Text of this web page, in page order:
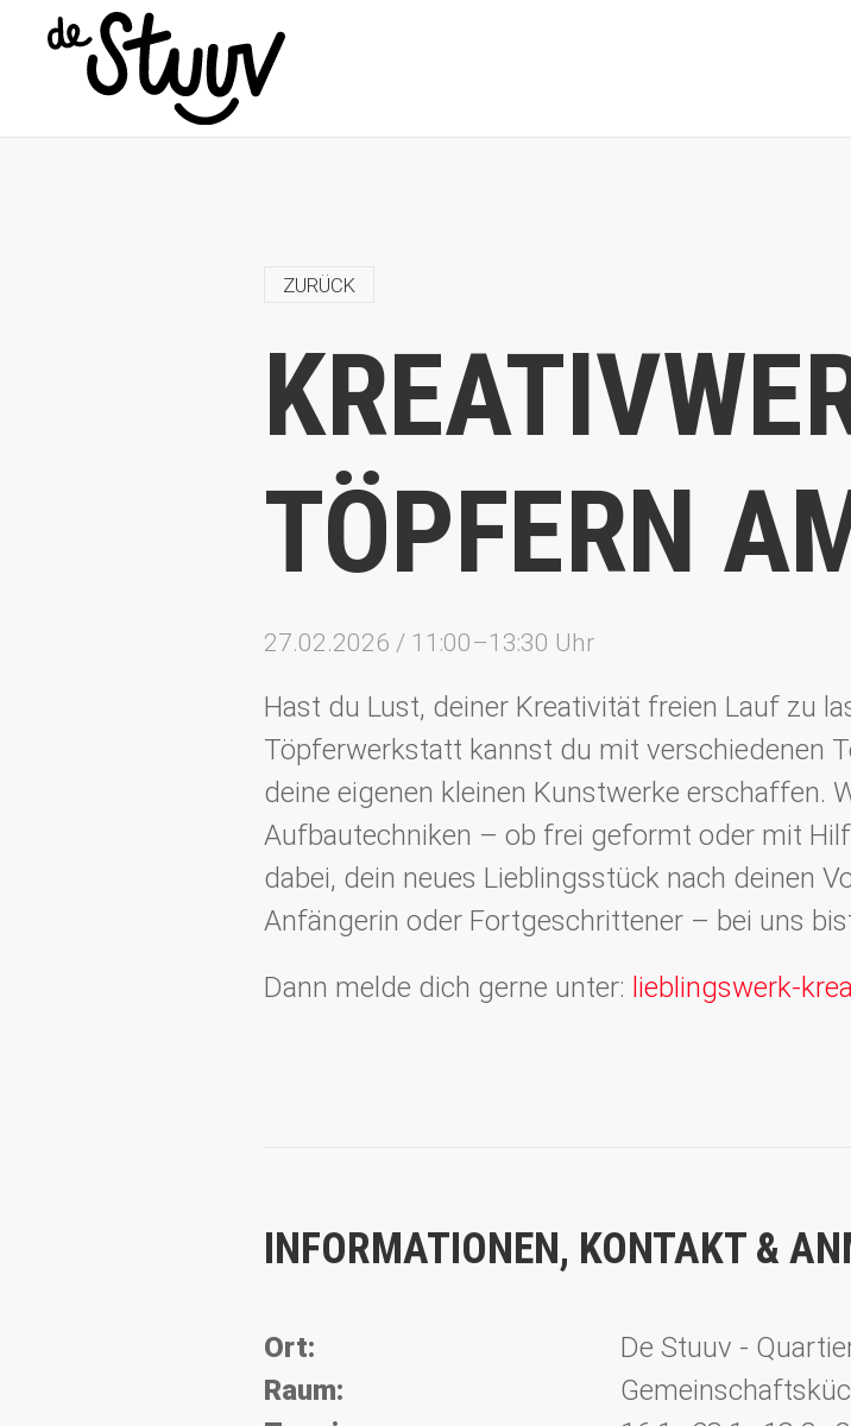
ZURÜCK
TÖPFERN
27.02.2026 / 11:00–13:30 Uhr
Hast du Lust, deiner Kreativität freien Lauf zu
Töpferwerkstatt kannst du mit verschiedenen
deine eigenen kleinen Kunstwerke erschaffen.
Aufbautechniken – ob frei geformt oder mit
dabei, dein neues Lieblingsstück nach deinen
Anfängerin oder Fortgeschrittener – bei uns
Dann melde dich gerne unter: lieblingswerk-
INFORMATIONEN, KONTAKT &
Ort:
De Stuuv -
Raum: